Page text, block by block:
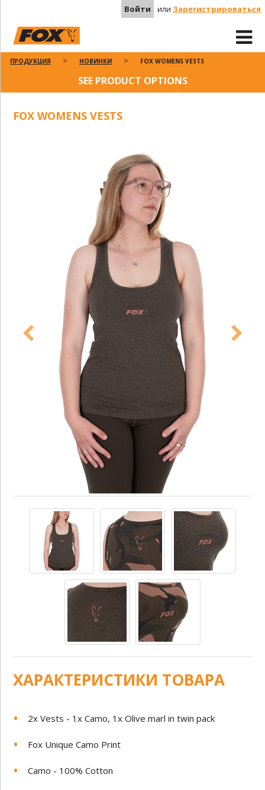
Войти или Зарегистрироваться
ПРОДУКЦИЯ НОВИНКИ FOX WOMENS VESTS
SEE PRODUCT OPTIONS
FOX WOMENS VESTS
ХАРАКТЕРИСТИКИ ТОВАРА
2x Vests - 1x Camo, 1x Olive marl in twin pack
Fox Unique Camo Print
Camo - 100% Cotton